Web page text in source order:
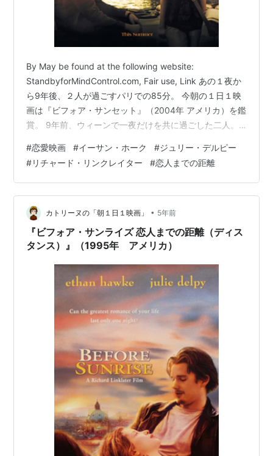
By May be found at the following website:
StandbyforMindControl.com, Fair use, Link あの１夜か
ら9年後、２人が過ごすパリでの85分。 今朝の１日１映
画は『ビフォア・サンセット』（2004年 アメリカ）を鑑
賞。 9年前、ウィーンで一夜だけを共に過ごした二人。
再会した。しかし、二人が一緒に過ごせる時間は、ほん
のわずかしかなかった…。 前作「ビフォア・サンライ
ズ」から9年経った二人の、再会から夕暮れまでの85分
を描いた作品です。 二人の出会いを描いた前作の『ビフ
ォ…
#恋愛映画 #イーサン・ホーク #ジュリー・デルピー
#リチャード・リンクレイター #恋人までの距離
カトリーヌの「朝１日１映画」 • 5年前
『ビフォア・サンライズ 恋人までの距離（ディス
タンス）』（1995年 アメリカ）